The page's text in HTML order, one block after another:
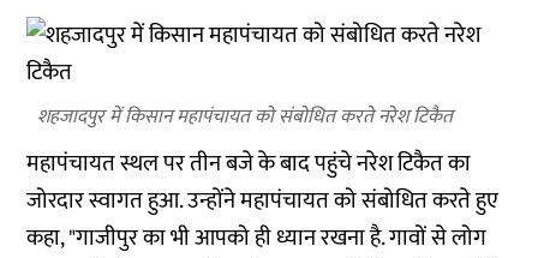
शहजादपुर में किसान महापंचायत को संबोधित करते नरेश टिकैत
महापंचायत स्थल पर तीन बजे के बाद पहुंचे नरेश टिकैत का
जोरदार स्वागत हुआ. उन्होंने महापंचायत को संबोधित करते हुए
कहा, "गाजीपुर का भी आपको ही ध्यान रखना है. गावों से लोग